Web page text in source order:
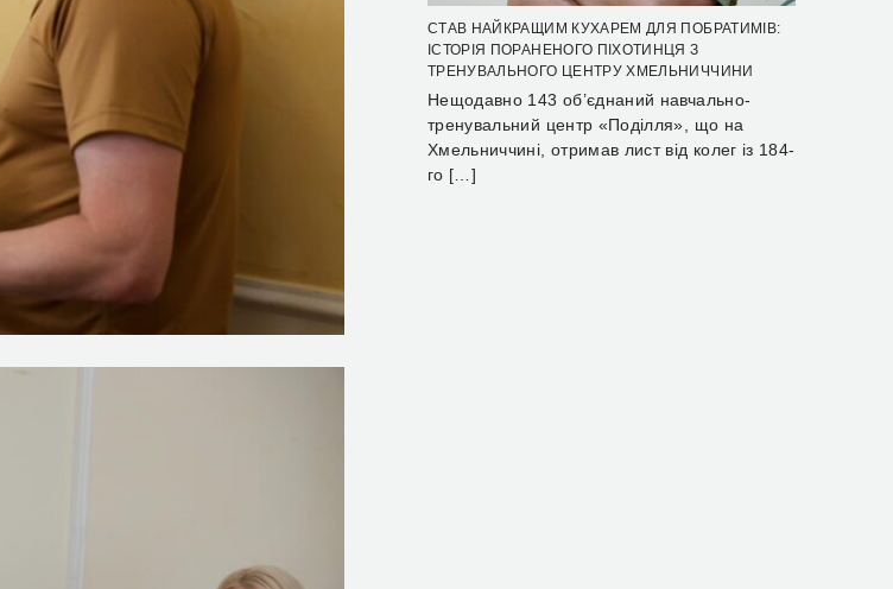
СТАВ НАЙКРАЩИМ КУХАРЕМ ДЛЯ ПОБРАТИМІВ:
ІСТОРІЯ ПОРАНЕНОГО ПІХОТИНЦЯ З
ТРЕНУВАЛЬНОГО ЦЕНТРУ ХМЕЛЬНИЧЧИНИ
Нещодавно 143 об’єднаний навчально-
тренувальний центр «Поділля», що на
Хмельниччині, отримав лист від колег із 184-
го […]